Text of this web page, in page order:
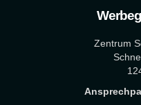
Zentrum